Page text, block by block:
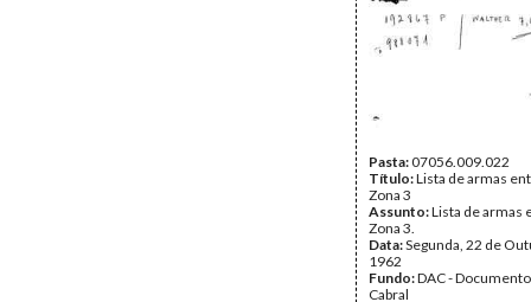
Pasta:07056.009.022
Título:Lista de armas
Zona 3
Assunto:Lista de armas
Zona 3.
Data:Segunda, 22 de
1962
Fundo:DAC -
Cabral